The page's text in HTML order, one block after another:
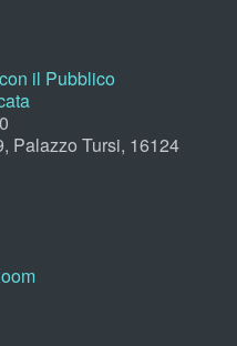
il Pubblico
Palazzo Tursi, 16124